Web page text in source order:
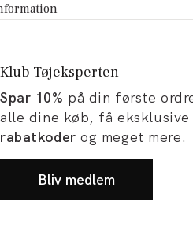
- Hjælpecenter
dit køb
Tøjeksperten
og artikler
og karriere
Klub Tøjeksperten
Spar 10% på din første
alle dine køb, få eksklusive
rabatkoder og meget mere.
Bliv medlem